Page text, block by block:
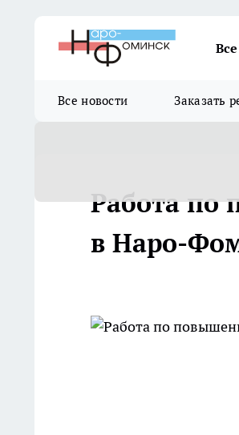
Все новости Заказать
Работа по
в Наро-